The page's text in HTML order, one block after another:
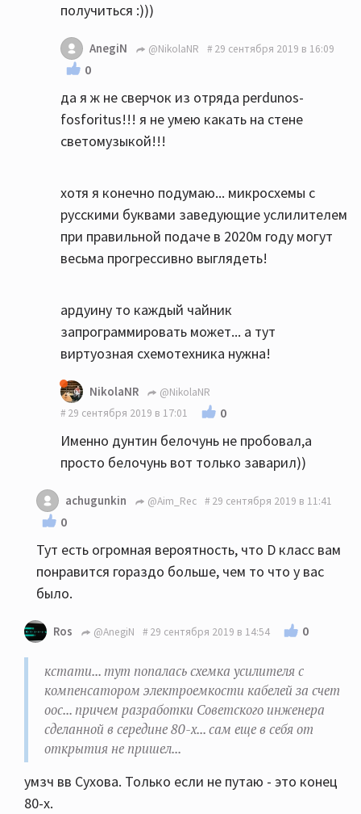
получиться :)))
AnegiN @NikolaNR 29 сентября 2019 в 16:09
0
да я ж не сверчок из отряда perdunos-
fosforitus!!! я не умею какать на стене
светомузыкой!!!
хотя я конечно подумаю... микросхемы с
русскими буквами заведующие услилителем
при правильной подаче в 2020м году могут
весьма прогрессивно выглядеть!
ардуину то каждый чайник
запрограммировать может... а тут
виртуозная схемотехника нужна!
NikolaNR
@NikolaNR
29 сентября 2019 в 17:01
0
Именно дунтин белочунь не пробовал,а
просто белочунь вот только заварил))
achugunkin @Aim_Rec 29 сентября 2019 в 11:41
0
Тут есть огромная вероятность, что D класс вам
понравится гораздо больше, чем то что у вас
было.
Ros @AnegiN 29 сентября 2019 в 14:54 0
кстати... тут попалась схемка усилителя с
компенсатором электроемкости кабелей за счет
оос... причем разработки Советского инженера
сделанной в середине 80-х... сам еще в себя от
открытия не пришел...
умзч вв Сухова. Только если не путаю - это конец
80-х.